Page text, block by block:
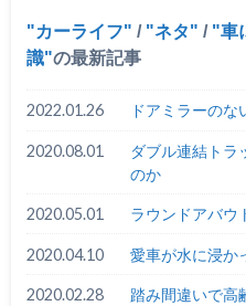
カーライフ / ネタ / 車
識 の最新記事
2022.01.26 ドアミラーの
2020.08.01
ダブル連結トラ
のか
2020.05.01 ラウンドアバウ
2020.04.10 愛車が水に浸か
2020.02.28
踏み間違いで高